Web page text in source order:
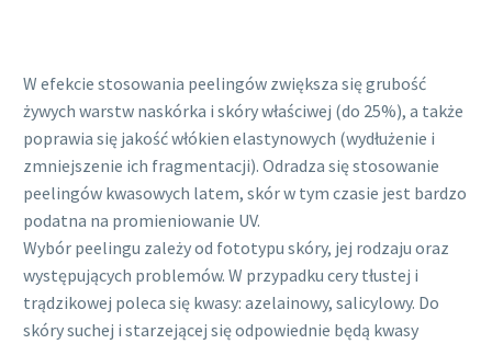
W efekcie stosowania peelingów zwiększa się grubość
żywych warstw naskórka i skóry właściwej (do 25%), a także
poprawia się jakość włókien elastynowych (wydłużenie i
zmniejszenie ich fragmentacji). Odradza się stosowanie
peelingów kwasowych latem, skór w tym czasie jest bardzo
podatna na promieniowanie UV.
Wybór peelingu zależy od fototypu skóry, jej rodzaju oraz
występujących problemów. W przypadku cery tłustej i
trądzikowej poleca się kwasy: azelainowy, salicylowy. Do
skóry suchej i starzejącej się odpowiednie będą kwasy